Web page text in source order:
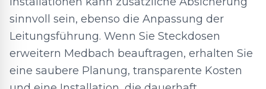
sinnvoll sein, ebenso die Anpassung der
Leitungsführung. Wenn Sie Steckdosen
erweitern Medbach beauftragen, erhalten Sie
eine saubere Planung, transparente Kosten